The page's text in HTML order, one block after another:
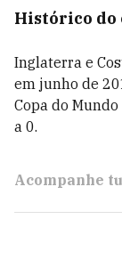
Histórico
Inglaterra e
em junho de
Copa do
a 0.
Acompanhe